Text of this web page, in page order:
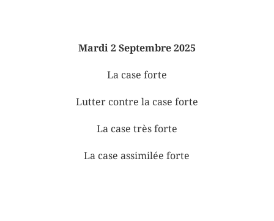
Mardi 2 Septembre 2025
La case forte
Lutter contre la case forte
La case très forte
La case assimilée forte